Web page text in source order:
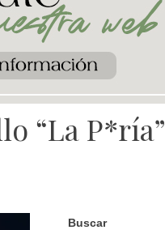
“La P*ría”
Buscar